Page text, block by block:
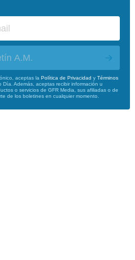
A.M.
aceptas la Política de Privacidad y Términos
Día. Además, aceptas recibir información u
o servicios de GFR Media, sus afiliadas o de
de los boletines en cualquier momento.